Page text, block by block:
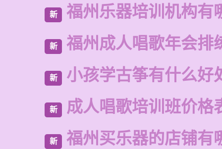
新 福州乐器培训机构有
新 福州成人唱歌年会排
新 小孩学古筝有什么好
新 成人唱歌培训班价格
新 福州买乐器的店铺有